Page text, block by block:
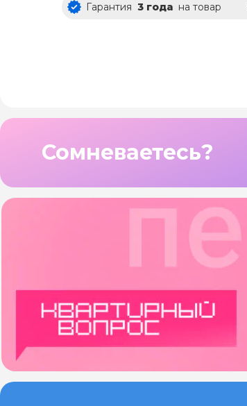
Гарантия 3 года на товар
Сомневаетесь?